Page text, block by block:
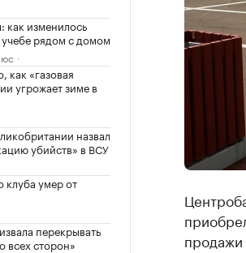
как изменилось
рядом с домом
как «газовая
угрожает зиме в
назвал
убийств» в ВСУ
клуба умер от
перекрывать
всех сторон»